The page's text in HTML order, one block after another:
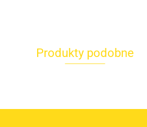
Produkty podobne